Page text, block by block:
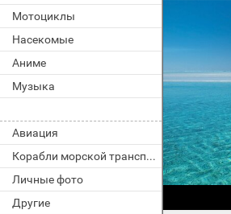
Мотоциклы
Насекомые
Аниме
Музыка
Авиация
Корабли морской транспорт
Личные фото
Другие